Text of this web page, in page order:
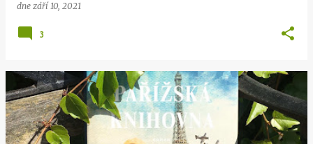
dne září 10, 2021
3